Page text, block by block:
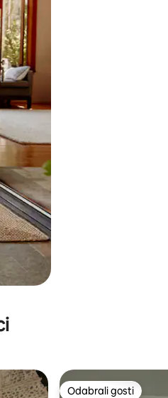
prstom po zaslonu.
Odabrali gosti